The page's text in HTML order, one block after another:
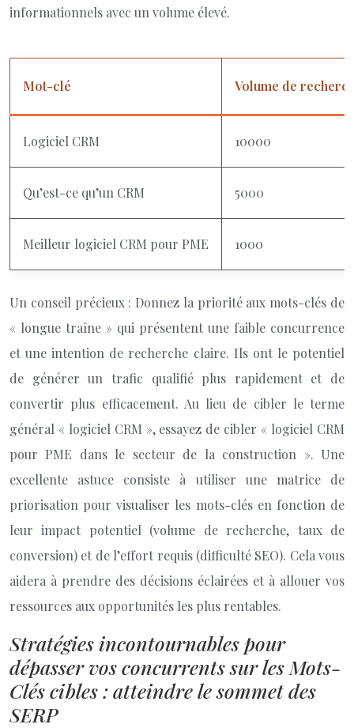
informationnels avec un volume élevé.
Mot-clé Volume de
Logiciel CRM 10000
Qu’est-ce qu’un CRM 5000
Meilleur logiciel CRM pour PME 1000
Un conseil précieux : Donnez la priorité aux mots-clés de
« longue traîne » qui présentent une faible concurrence
et une intention de recherche claire. Ils ont le potentiel
de générer un trafic qualifié plus rapidement et de
convertir plus efficacement. Au lieu de cibler le terme
général « logiciel CRM », essayez de cibler « logiciel CRM
pour PME dans le secteur de la construction ». Une
excellente astuce consiste à utiliser une matrice de
priorisation pour visualiser les mots-clés en fonction de
leur impact potentiel (volume de recherche, taux de
conversion) et de l’effort requis (difficulté SEO). Cela vous
aidera à prendre des décisions éclairées et à allouer vos
ressources aux opportunités les plus rentables.
Stratégies incontournables pour
dépasser vos concurrents sur les Mots-
Clés cibles : atteindre le sommet des
SERP